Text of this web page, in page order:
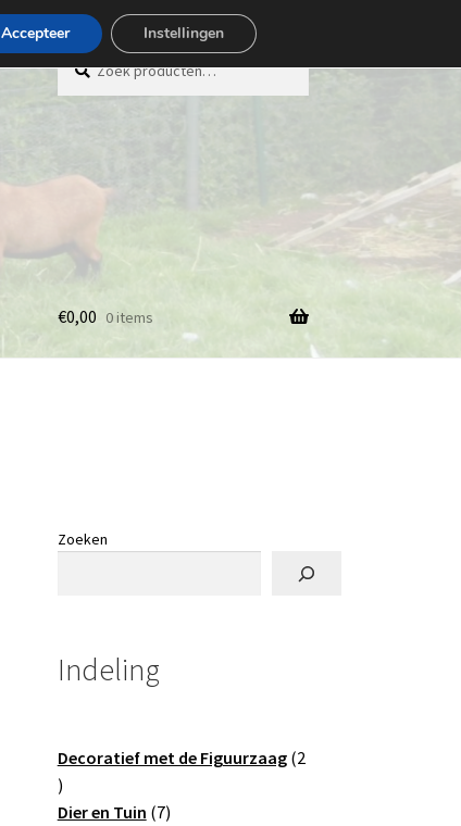
Zoeken
naar:
Zoeken
€0,00 0 items
Zoeken
Indeling
Decoratief met de Figuurzaag 2
2
producten
Dier en Tuin 77
Accepteer Instellingen